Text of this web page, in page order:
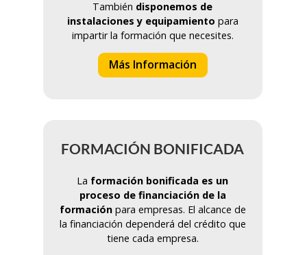
También disponemos de
instalaciones y equipamiento para
impartir la formación que necesites.
Más Información
FORMACIÓN BONIFICADA
La formación bonificada es un
proceso de financiación de la
formaciónpara empresas. El alcance de
la financiación dependerá del crédito que
tiene cada empresa.